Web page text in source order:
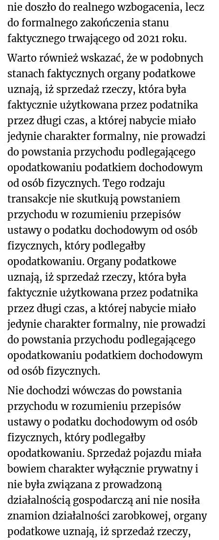
nie doszło do realnego wzbogacenia, lecz
do formalnego zakończenia stanu
faktycznego trwającego od 2021 roku.
Warto również wskazać, że w podobnych
stanach faktycznych organy podatkowe
uznają, iż sprzedaż rzeczy, która była
faktycznie użytkowana przez podatnika
przez długi czas, a której nabycie miało
jedynie charakter formalny, nie prowadzi
do powstania przychodu podlegającego
opodatkowaniu podatkiem dochodowym
od osób fizycznych. Tego rodzaju
transakcje nie skutkują powstaniem
przychodu w rozumieniu przepisów
ustawy o podatku dochodowym od osób
fizycznych, który podlegałby
opodatkowaniu. Organy podatkowe
uznają, iż sprzedaż rzeczy, która była
faktycznie użytkowana przez podatnika
przez długi czas, a której nabycie miało
jedynie charakter formalny, nie prowadzi
do powstania przychodu podlegającego
opodatkowaniu podatkiem dochodowym
od osób fizycznych.
Nie dochodzi wówczas do powstania
przychodu w rozumieniu przepisów
ustawy o podatku dochodowym od osób
fizycznych, który podlegałby
opodatkowaniu. Sprzedaż pojazdu miała
bowiem charakter wyłącznie prywatny i
nie była związana z prowadzoną
działalnością gospodarczą ani nie nosiła
znamion działalności zarobkowej, organy
podatkowe uznają, iż sprzedaż rzeczy,